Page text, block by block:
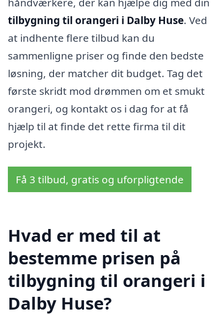
tilbygning til orangeri i Dalby Huse. Ved
at indhente flere tilbud kan du
sammenligne priser og finde den bedste
løsning, der matcher dit budget. Tag det
første skridt mod drømmen om et smukt
orangeri, og kontakt os i dag for at få
hjælp til at finde det rette firma til dit
projekt.
Få 3 tilbud, gratis og uforpligtende
Hvad er med til at
bestemme prisen på
tilbygning til orangeri i
Dalby Huse?